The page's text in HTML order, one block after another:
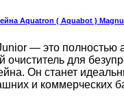
Aquatron ( Aquabot )
— это полностью
очиститель для
Он станет
и коммерческих